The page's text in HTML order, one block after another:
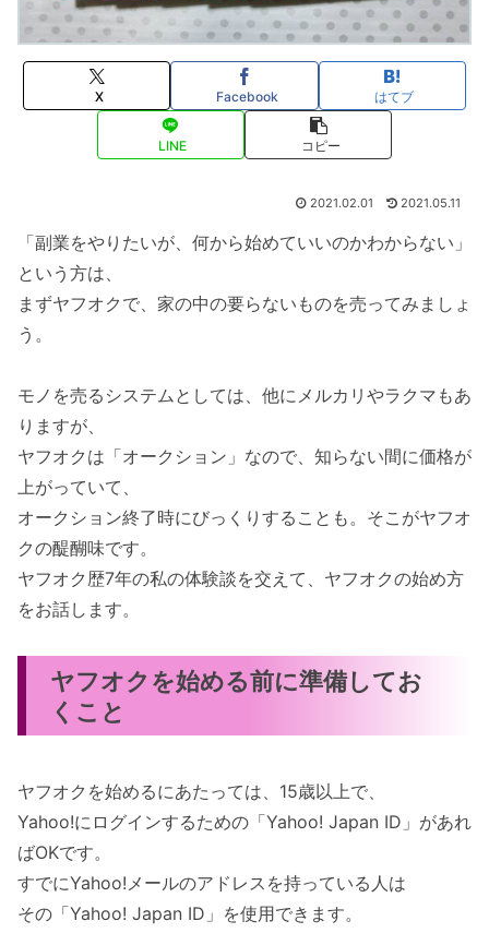
X Facebook はてブ
LINE コピー
2021.02.01 2021.05.11
「副業をやりたいが、何から始めていいのかわからない」
という方は、
まずヤフオクで、家の中の要らないものを売ってみましょ
う。
モノを売るシステムとしては、他にメルカリやラクマもあ
りますが、
ヤフオクは「オークション」なので、知らない間に価格が
上がっていて、
オークション終了時にびっくりすることも。そこがヤフオ
クの醍醐味です。
ヤフオク歴7年の私の体験談を交えて、ヤフオクの始め方
をお話します。
ヤフオクを始める前に準備してお
くこと
ヤフオクを始めるにあたっては、15歳以上で、
Yahoo!にログインするための「Yahoo! Japan ID」があれ
ばOKです。
すでにYahoo!メールのアドレスを持っている人は
その「Yahoo! Japan ID」を使用できます。